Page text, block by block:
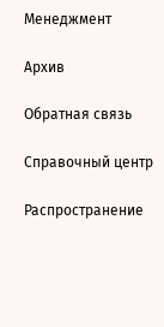
Менеджмент
Архив
Обратная связь
Справочный центр
Распространение